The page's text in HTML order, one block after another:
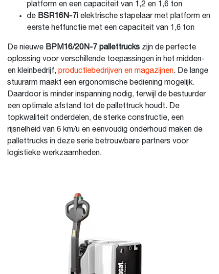
platform en een capaciteit van 1,2 en 1,6 ton
de BSR16N-7i elektrische stapelaar met platform en
eerste heffunctie met een capaciteit van 1,6 ton
De nieuwe BPM16/20N-7 pallettrucks zijn de perfecte
oplossing voor verschillende toepassingen in het midden-
en kleinbedrijf, productiebedrijven en magazijnen. De lange
stuurarm maakt een ergonomische bediening mogelijk.
Daardoor is minder inspanning nodig, terwijl de bestuurder
een optimale afstand tot de pallettruck houdt. De
topkwaliteit onderdelen, de sterke constructie, een
rijsnelheid van 6 km/u en eenvoudig onderhoud maken de
pallettrucks in deze serie betrouwbare partners voor
logistieke werkzaamheden.